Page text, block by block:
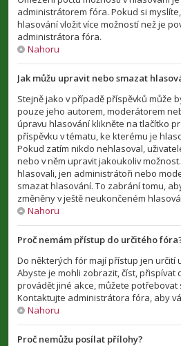
administrátorem fóra. Pokud si
hlasování vložit více možností než je
administrátora fóra.
Nahoru
Jak můžu upravit nebo smazat
Stejně jako v případě příspěvků může
pouze jeho autorem, moderátorem
úpravu hlasování klikněte na tlačítko
příspěvku v tématu, ke kterému je
Pokud zatím nikdo nehlasoval,
nebo v něm upravit jakoukoliv
hlasovali, jen administrátoři nebo
smazat hlasování. To zabrání tomu,
změněny v ještě neukončeném
Nahoru
Proč nemám přístup do určitého
Do některých fór mají přístup jen určití
Abyste je mohli zobrazit, číst, přispívat
provádět jiné akce, můžete potřebovat
Kontaktujte administrátora fóra, aby
Nahoru
Proč nemůžu posílat přílohy?